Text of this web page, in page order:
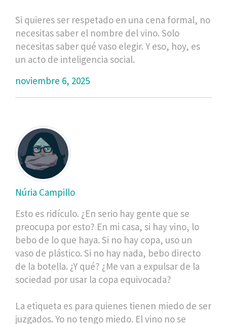
Si quieres ser respetado en una cena formal, no
necesitas saber el nombre del vino. Solo
necesitas saber qué vaso elegir. Y eso, hoy, es
un acto de inteligencia social.
noviembre 6, 2025
Núria Campillo
Esto es ridículo. ¿En serio hay gente que se
preocupa por esto? En mi casa, si hay vino, lo
bebo de lo que haya. Si no hay copa, uso un
vaso de plástico. Si no hay nada, bebo directo
de la botella. ¿Y qué? ¿Me van a expulsar de la
sociedad por usar la copa equivocada?
La etiqueta es para quienes tienen miedo de ser
juzgados. Yo no tengo miedo. El vino no se